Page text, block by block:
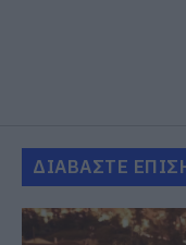
ΔΙΑΒΑΣΤΕ